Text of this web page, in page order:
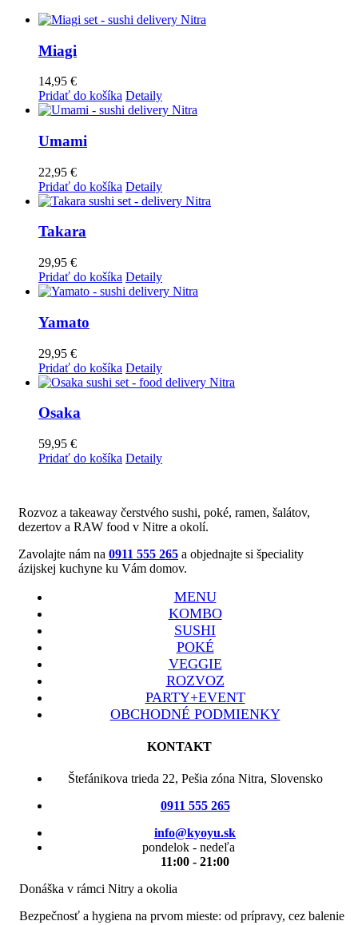
Miagi
14,95 €
Pridať do košíka Detaily
Umami
22,95 €
Pridať do košíka Detaily
Takara
29,95 €
Pridať do košíka Detaily
Yamato
29,95 €
Pridať do košíka Detaily
Osaka
59,95 €
Pridať do košíka Detaily
Rozvoz a takeaway čerstvého sushi, poké, ramen, šalátov,
dezertov a RAW food v Nitre a okolí.
Zavolajte nám na 0911 555 265 a objednajte si špeciality
ázijskej kuchyne ku Vám domov.
MENU
KOMBO
SUSHI
POKÉ
VEGGIE
ROZVOZ
PARTY+EVENT
OBCHODNÉ PODMIENKY
KONTAKT
Štefánikova trieda 22, Pešia zóna Nitra, Slovensko
0911 555 265
info@kyoyu.sk
pondelok - nedeľa
11:00 - 21:00
Donáška v rámci Nitry a okolia
Bezpečnosť a hygiena na prvom mieste: od prípravy, cez balenie